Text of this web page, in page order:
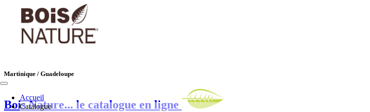
Martinique / Guadeloupe
Bois Nature... le catalogue en ligne
Accueil
Catalogue